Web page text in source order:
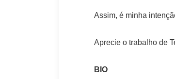
Assim, é minha
Aprecie o trabalho de
BIO